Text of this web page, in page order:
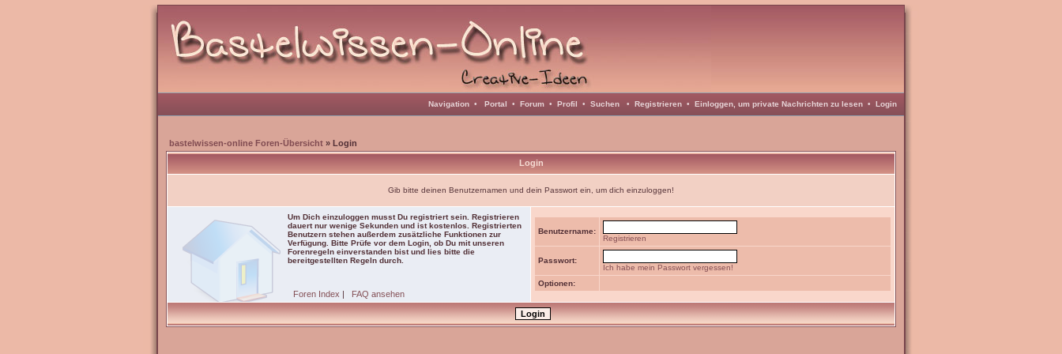
Navigation • Portal • Forum • Profil • Suchen • Registrieren • Einloggen, um private Nachrichten zu lesen • Login
bastelwissen-online Foren-Übersicht » Login
Login
Gib bitte deinen Benutzernamen und dein Passwort ein, um dich einzuloggen!
Um Dich einzuloggen musst Du registriert sein. Registrieren
dauert nur wenige Sekunden und ist kostenlos. Registrierten
Benutzern stehen außerdem zusätzliche Funktionen zur
Verfügung. Bitte Prüfe vor dem Login, ob Du mit unseren
Forenregeln einverstanden bist und lies bitte die
bereitgestellten Regeln durch.
Foren Index | FAQ ansehen
Benutzername:
Registrieren
Passwort:
Ich habe mein Passwort vergessen!
Optionen: